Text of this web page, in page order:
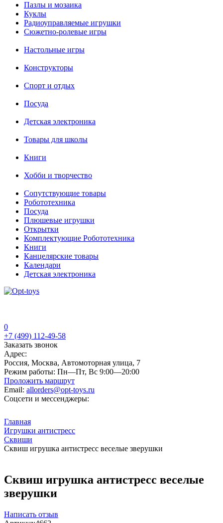
Пазлы и мозаика
Куклы
Радиоуправляемые игрушки
Сюжетно-ролевые игры
Настольные игры
Конструкторы
Спорт и отдых
Посуда
Детская электроника
Товары для школы
Книги
Хобби и творчество
Сопутствующие товары
Робототехника
Посуда
Плюшевые игрушки
Открытки
Комплектующие Робототехника
Книги
Канцелярские товары
Календари
Детская электроника
0
+7 (499) 112-49-58
Заказать звонок
Адрес:
Россия, Москва, Автомоторная улица, 7
Режим работы: Пн—Пт, Вс 9:00—20:00
Проложить маршрут
Email: allorders@opt-toys.ru
Соцсети и мессенджеры:
Главная
Игрушки антистресс
Сквиши
Сквиш игрушка антистресс веселые зверушки
Сквиш игрушка антистресс веселые
зверушки
Написать отзыв